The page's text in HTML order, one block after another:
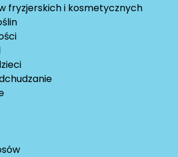
fryzjerskich i kosmetycznych